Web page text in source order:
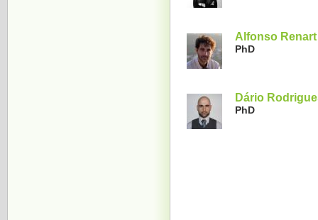
Alfonso Renart
PhD
Dário
PhD